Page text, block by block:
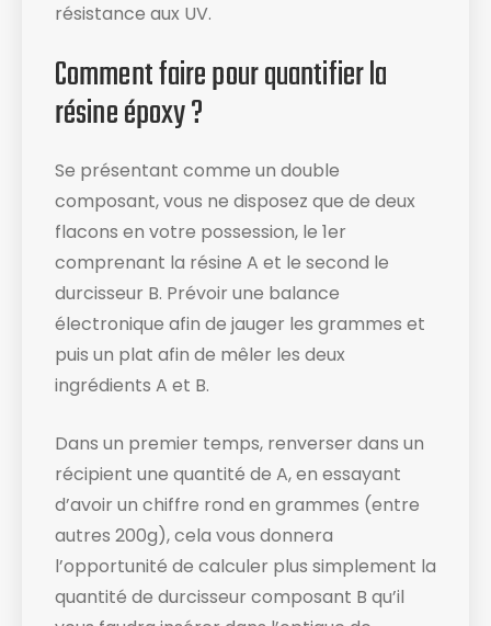
résistance aux UV.
Comment faire pour quantifier la
résine époxy ?
Se présentant comme un double
composant, vous ne disposez que de deux
flacons en votre possession, le 1er
comprenant la résine A et le second le
durcisseur B. Prévoir une balance
électronique afin de jauger les grammes et
puis un plat afin de mêler les deux
ingrédients A et B.
Dans un premier temps, renverser dans un
récipient une quantité de A, en essayant
d’avoir un chiffre rond en grammes (entre
autres 200g), cela vous donnera
l’opportunité de calculer plus simplement la
quantité de durcisseur composant B qu’il